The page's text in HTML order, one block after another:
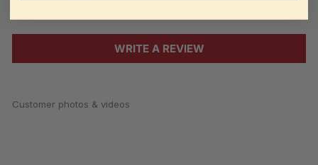
WRITE A REVIEW
Customer photos & videos